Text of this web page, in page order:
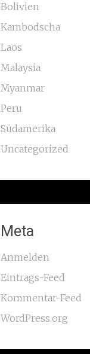
Bolivien
Kambodscha
Laos
Malaysia
Myanmar
Peru
Südamerika
Uncategorized
Meta
Anmelden
Eintrags-Feed
Kommentar-Feed
WordPress.org